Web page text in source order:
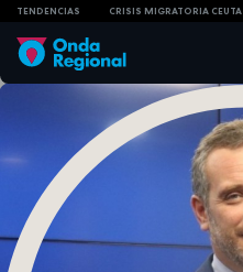
TENDENCIAS CRISIS MIGRATORIA CEUTA